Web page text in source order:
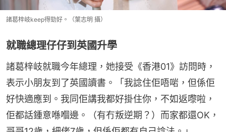
諸葛梓岐keep得勁好。（葉志明 攝）
就職總理仔仔到英國升學
諸葛梓岐就職今年總理，她接受《香港01》訪問時，
表示小朋友到了英國讀書。「我諗住佢唔啱，但係佢
好快適應到。我同佢講我都好掛住你，不如返嚟啦，
佢都話鍾意喺嗰邊。（有冇叛逆期？）而家都還OK，